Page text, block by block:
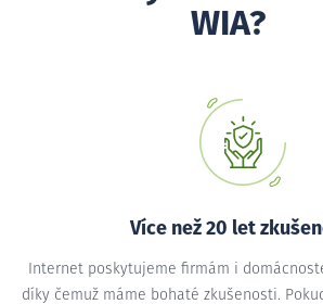
WIA?
Více než 20 let
Internet poskytujeme firmám i
díky čemuž máme bohaté zkušenosti.